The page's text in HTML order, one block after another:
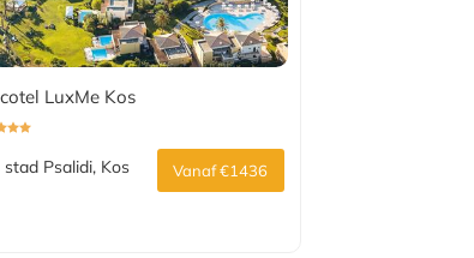
LuxMe Kos
stad Psalidi, Kos Vanaf €1436